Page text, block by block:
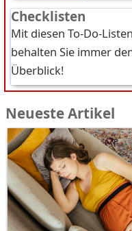
Checklisten
Mit diesen To-Do-Listen
behalten Sie immer
Überblick!
Neueste Artikel